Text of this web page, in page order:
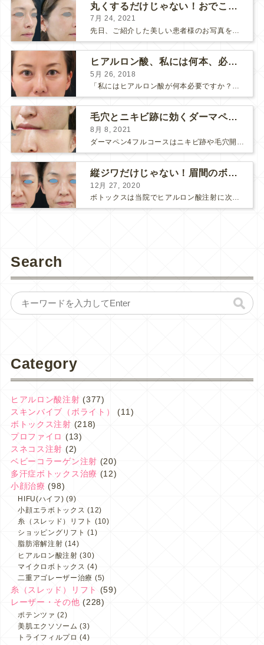
丸くするだけじゃない！おでこのヒアルロン酸注射
7月 24, 2021
先日、ご紹介した美しい患者様のお写真を使わせていただいて、おでこのヒアルロン酸注射について説明します。 （≫ 写真の患者様の経過はこちら『２年間で若返って綺麗になられた患者様』） なぜおでこに...
ヒアルロン酸、私には何本、必要ですか？
5月 26, 2018
「私にはヒアルロン酸が何本必要ですか？」 診察の時によく聞かれますが、なかなか難しい質問です。 どこまでこだわってキレイにしたいかによって 使うヒアルロン酸の量が変わるからです。 前回もご紹介させ...
毛穴とニキビ跡に効くダーマペン４フルコース
8月 8, 2021
ダーマペン4フルコースはニキビ跡や毛穴開きで悩まれている方に自信を持ってお勧めできる美肌治療です。 ↑ ダーマペン4フルコースを4回行いました。 ニキビ跡と毛穴開きが改善して肌のキメが整いまし...
縦ジワだけじゃない！眉間のボトックス注射
12月 27, 2020
ボトックスは当院でヒアルロン酸注射に次いで人気のある治療です。 私自身、美容治療が制限されていた妊娠・授乳中に一番やりたかったのはボトックスで、 「ボトックスが世の中から無くなったら困る！」と...
Search
Category
ヒアルロン酸注射 (377)
スキンバイブ（ボライト）
(11)
ボトックス注射 (218)
プロファイロ (13)
スネコス注射 (2)
ベビーコラーゲン注射 (20)
多汗症ボトックス治療 (12)
小顔治療 (98)
HIFU(ハイフ) (9)
小顔エラボトックス (12)
糸（スレッド）リフト (10)
ショッピングリフト (1)
脂肪溶解注射 (14)
ヒアルロン酸注射 (30)
マイクロボトックス (4)
二重アゴレーザー治療 (5)
糸（スレッド）リフト
(59)
レーザー・その他 (228)
ポテンツァ (2)
美肌エクソソーム (3)
トライフィルプロ (4)